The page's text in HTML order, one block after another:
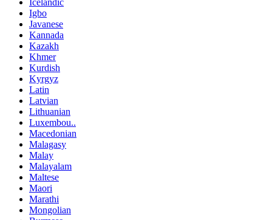
Igbo
Javanese
Kannada
Kazakh
Khmer
Kurdish
Kyrgyz
Latin
Latvian
Lithuanian
Luxembou..
Macedonian
Malagasy
Malay
Malayalam
Maltese
Maori
Marathi
Mongolian